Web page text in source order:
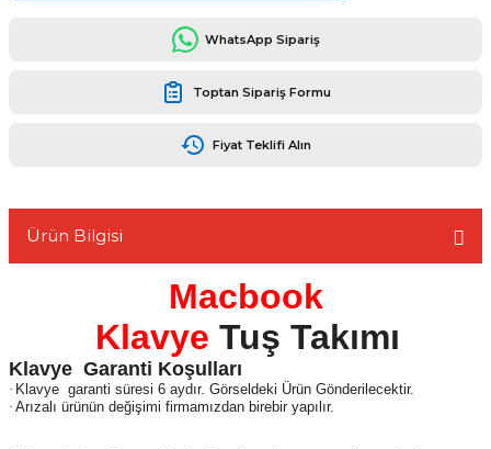
WhatsApp Sipariş
Toptan Sipariş Formu
Fiyat Teklifi Alın
Ürün Bilgisi
Macbook
Klavye Tuş Takımı
Klavye Garanti Koşulları
· Klavye garanti süresi 6 aydır. Görseldeki Ürün Gönderilecektir.
· Arızalı ürünün değişimi firmamızdan birebir yapılır.